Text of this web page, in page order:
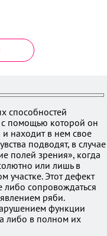
способностей
помощью которой он
и находит в нем свое
подводят, в случае
полей зрения», когда
или лишь в
участке. Этот дефект
сопровождаться
ряби.
функции
либо в полном их